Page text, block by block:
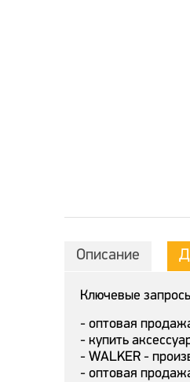
Описание
Ключевые
- оптовая
- купить
- WALKER -
- оптовая